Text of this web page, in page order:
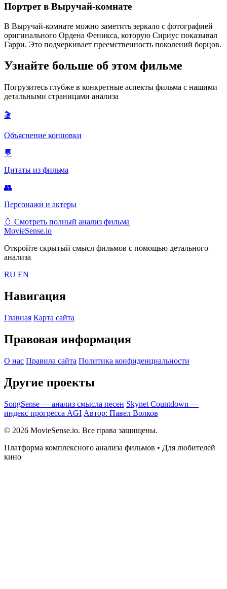
Портрет в Выручай-комнате
В Выручай-комнате можно заметить зеркало с фотографией
оригинального Ордена Феникса, которую Сириус показывал
Гарри. Это подчеркивает преемственность поколений борцов.
Узнайте больше об этом фильме
Погрузитесь глубже в конкретные аспекты фильма с нашими
детальными страницами анализа
🎬
Объяснение концовки
💬
Цитаты из фильма
👥
Персонажи и актеры
🥚 Смотреть полный анализ фильма
MovieSense.io
Откройте скрытый смысл фильмов с помощью детального
анализа
RU EN
Навигация
Главная Карта сайта
Правовая информация
О нас Правила сайта Политика конфиденциальности
Другие проекты
SongSense — анализ смысла песен Skynet Countdown —
индекс прогресса AGI Автор: Павел Волков
© 2026 MovieSense.io. Все права защищены.
Платформа комплексного анализа фильмов • Для любителей
кино